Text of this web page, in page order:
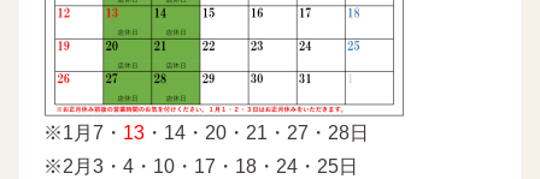
※1月7・ 13 ・14・20・21・27・28日
※2月3・4・10・17・18・24・25日